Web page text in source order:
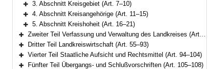
Bereich erweitern
3. Abschnitt Kreisgebiet (Art. 7–10)
Bereich erweitern
4. Abschnitt Kreisangehörige (Art. 11–15)
Bereich erweitern
5. Abschnitt Kreishoheit (Art. 16–21)
Bereich erweitern
Zweiter Teil Verfassung und Verwaltung des Landkreises (Art. 22–54)
Bereich erweitern
Dritter Teil Landkreiswirtschaft (Art. 55–93)
Bereich erweitern
Vierter Teil Staatliche Aufsicht und Rechtsmittel (Art. 94–104)
Fünfter Teil Übergangs- und Schlußvorschriften (Art. 105–108)